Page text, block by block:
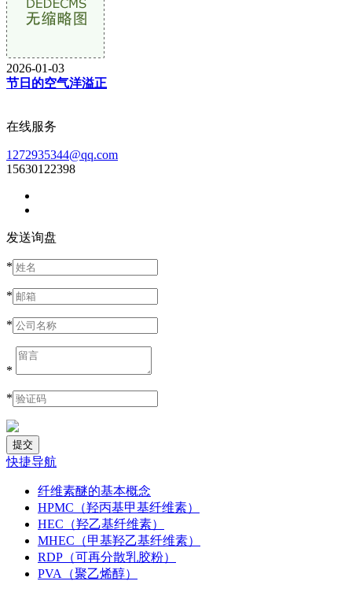
2026-01-03
节日的空气洋溢正
在线服务
1272935344@qq.com
15630122398
发送询盘
*
*
*
*
*
快捷导航
纤维素醚的基本概念
HPMC（羟丙基甲基纤维素）
HEC（羟乙基纤维素）
MHEC（甲基羟乙基纤维素）
RDP（可再分散乳胶粉）
PVA（聚乙烯醇）